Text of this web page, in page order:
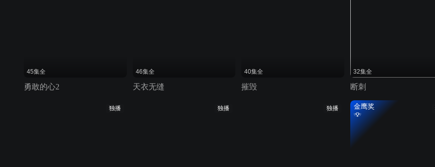
45集全
勇敢的心2
46集全
天衣无缝
40集全
摧毁
32集全
断刺
独播 独播 独播 金鹰奖